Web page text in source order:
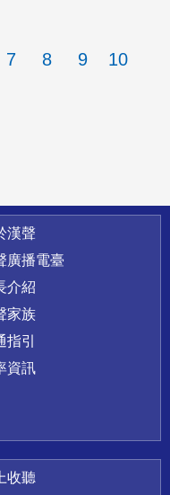
7 8 9
10
漢聲
廣播電臺
介紹
家族
指引
資訊
收聽